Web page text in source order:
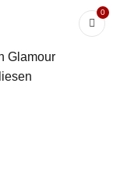
0
Glamour